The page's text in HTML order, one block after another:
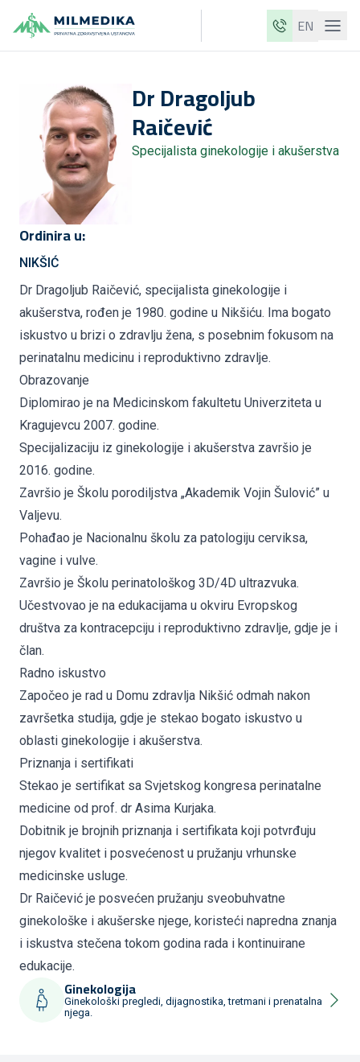
EN
Naše klinike
Usluge
Ljekari
Cjenovnik
O nama
Aktuelnosti
Blog
Kontakt
ME EN
DrDragoljub
Raičević
Specijalista ginekologije i akušerstva
Ordinira u:
NIKŠIĆ
Dr Dragoljub Raičević, specijalista ginekologije i
akušerstva, rođen je 1980. godine u Nikšiću. Ima bogato
iskustvo u brizi o zdravlju žena, s posebnim fokusom na
perinatalnu medicinu i reproduktivno zdravlje.
Obrazovanje
Diplomirao je na Medicinskom fakultetu Univerziteta u
Kragujevcu 2007. godine.
Specijalizaciju iz ginekologije i akušerstva završio je
2016. godine.
Završio je Školu porodiljstva „Akademik Vojin Šulović” u
Valjevu.
Pohađao je Nacionalnu školu za patologiju cerviksa,
vagine i vulve.
Završio je Školu perinatološkog 3D/4D ultrazvuka.
Učestvovao je na edukacijama u okviru Evropskog
društva za kontracepciju i reproduktivno zdravlje, gdje je i
član.
Radno iskustvo
Započeo je rad u Domu zdravlja Nikšić odmah nakon
završetka studija, gdje je stekao bogato iskustvo u
oblasti ginekologije i akušerstva.
Priznanja i sertifikati
Stekao je sertifikat sa Svjetskog kongresa perinatalne
medicine od prof. dr Asima Kurjaka.
Dobitnik je brojnih priznanja i sertifikata koji potvrđuju
njegov kvalitet i posvećenost u pružanju vrhunske
medicinske usluge.
Dr Raičević je posvećen pružanju sveobuhvatne
ginekološke i akušerske njege, koristeći napredna znanja
i iskustva stečena tokom godina rada i kontinuirane
edukacije.
Ginekologija
Ginekološki pregledi, dijagnostika, tretmani i prenatalna
njega.